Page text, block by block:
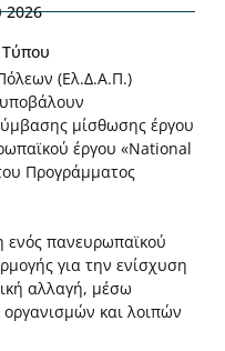
2026
(Ελ.Δ.Α.Π.)
μίσθωσης έργου
έργου «National
Προγράμματος
ενός πανευρωπαϊκού
για την ενίσχυση
αλλαγή, μέσω
και λοιπών